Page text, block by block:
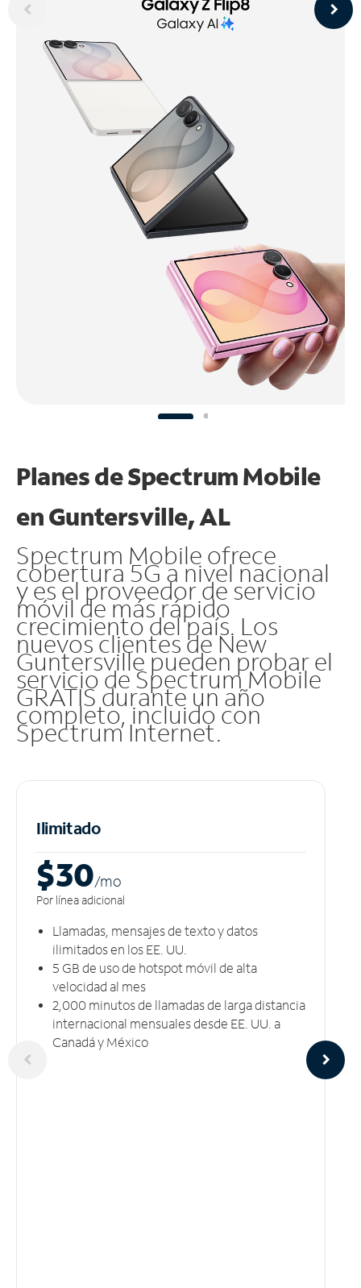
Planes de Spectrum Mobile
en Guntersville, AL
Spectrum Mobile ofrece
cobertura 5G a nivel nacional
y es el proveedor de servicio
móvil de más rápido
crecimiento del país. Los
nuevos clientes de New
Guntersville pueden probar el
servicio de Spectrum Mobile
GRATIS durante un año
completo, incluido con
Spectrum Internet.
Ilimitado
$30/mo
Por línea adicional
Llamadas, mensajes de texto y datos
ilimitados en los EE. UU.
5 GB​​​​​​​ de uso de hotspot móvil ​​​​​​​de alta
velocidad al mes
2,000 minutos de llamadas de larga distancia
internacional mensuales desde EE. UU. a
Canadá y México